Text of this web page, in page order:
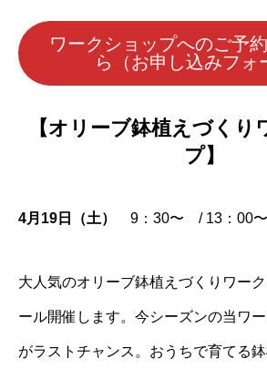
ワークショップへのご予
ら（お申し込みフォ
【オリーブ鉢植えづくり
プ】
4月19日（土） 9：30〜 / 13：00
大人気のオリーブ鉢植えづくりワー
ール開催します。今シーズンの当ワ
がラストチャンス。おうちで育てる